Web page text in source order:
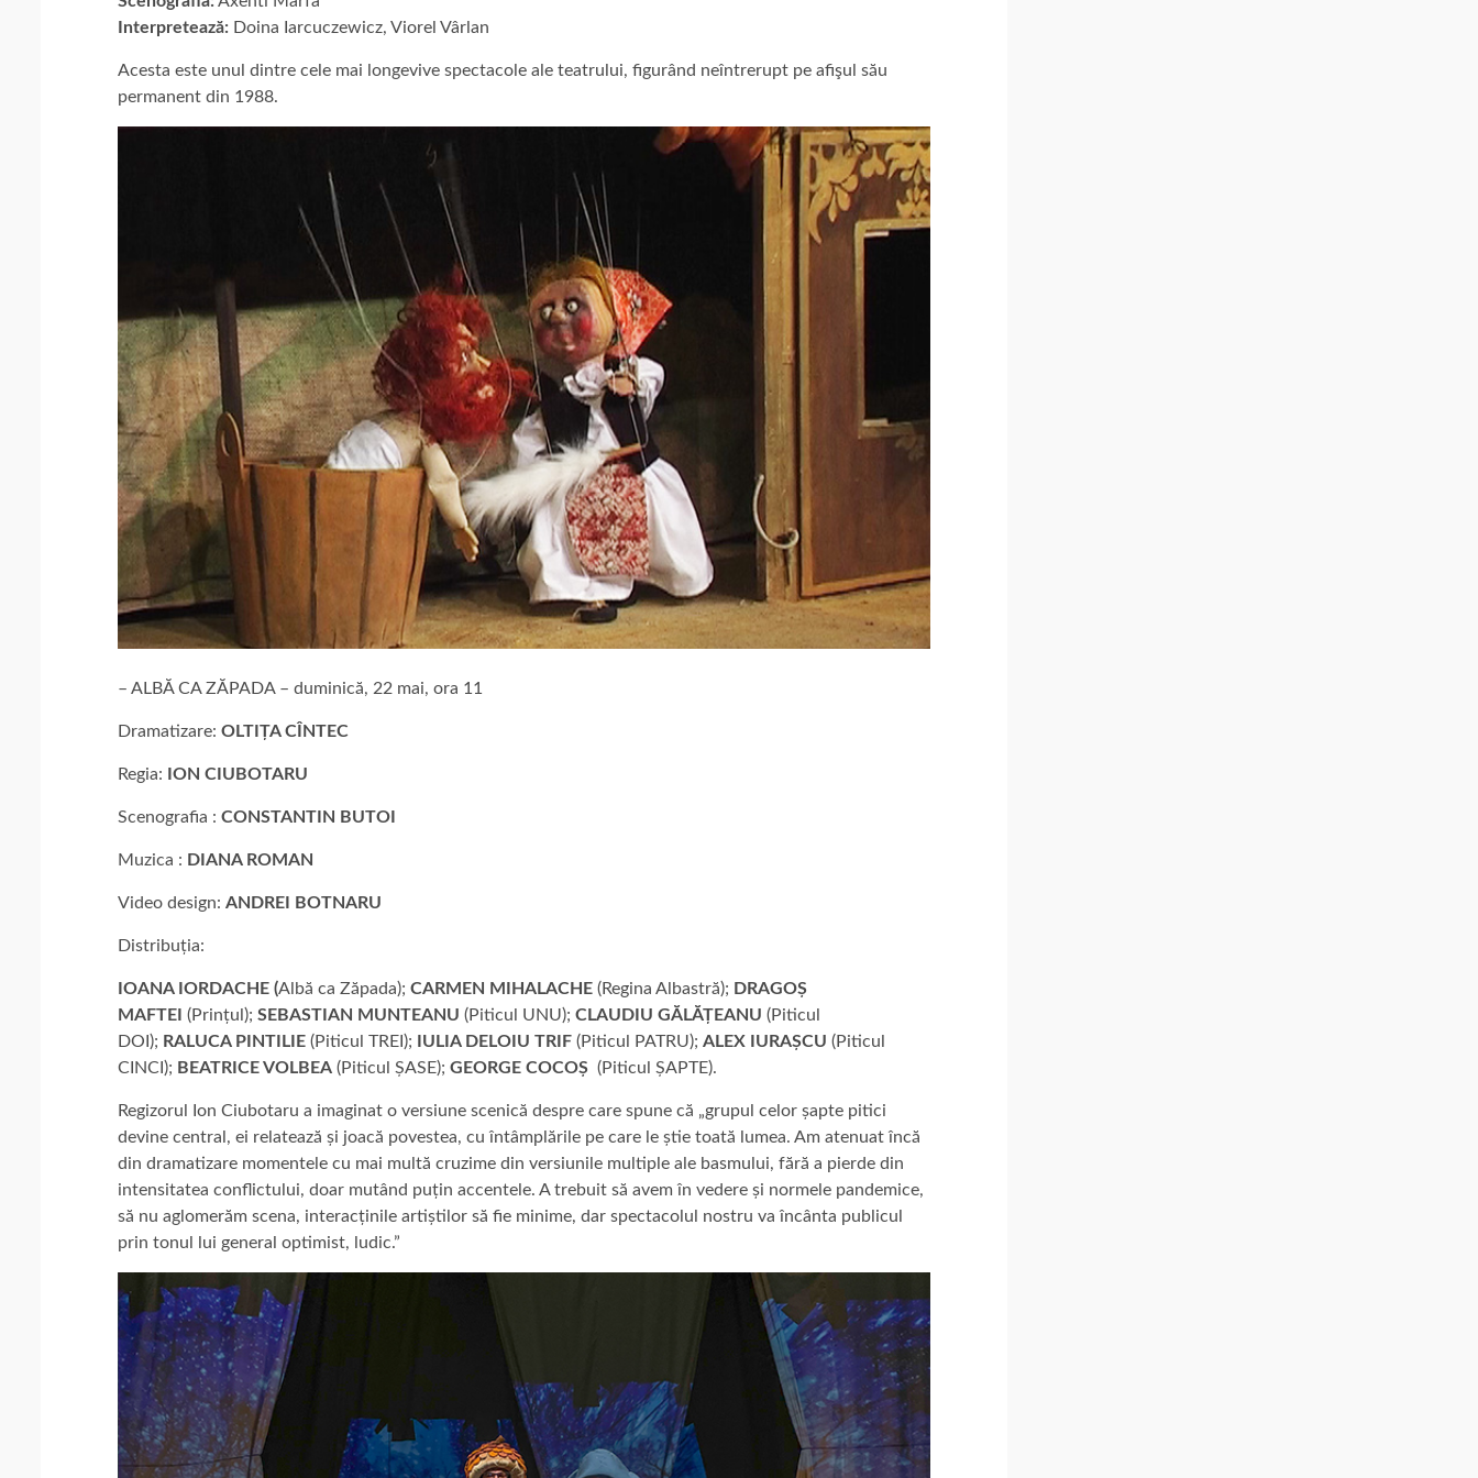
Interpretează: Doina Iarcuczewicz, Viorel Vârlan
Acesta este unul dintre cele mai longevive spectacole ale teatrului, figurând neîntrerupt pe afişul său
permanent din 1988.
– ALBĂ CA ZĂPADA – duminică, 22 mai, ora 11
Dramatizare: OLTIȚA CÎNTEC
Regia: ION CIUBOTARU
Scenografia : CONSTANTIN BUTOI
Muzica : DIANA ROMAN
Video design: ANDREI BOTNARU
Distribuția:
IOANA IORDACHE (Albă ca Zăpada); CARMEN MIHALACHE (Regina Albastră); DRAGOȘ
MAFTEI (Prințul); SEBASTIAN MUNTEANU (Piticul UNU); CLAUDIU GĂLĂȚEANU (Piticul
DOI); RALUCA PINTILIE (Piticul TREI); IULIA DELOIU TRIF (Piticul PATRU); ALEX IURAȘCU (Piticul
CINCI); BEATRICE VOLBEA (Piticul ȘASE); GEORGE COCOȘ (Piticul ȘAPTE).
Regizorul Ion Ciubotaru a imaginat o versiune scenică despre care spune că „grupul celor șapte pitici
devine central, ei relatează și joacă povestea, cu întâmplările pe care le știe toată lumea. Am atenuat încă
din dramatizare momentele cu mai multă cruzime din versiunile multiple ale basmului, fără a pierde din
intensitatea conflictului, doar mutând puțin accentele. A trebuit să avem în vedere și normele pandemice,
să nu aglomerăm scena, interacținile artiștilor să fie minime, dar spectacolul nostru va încânta publicul
prin tonul lui general optimist, ludic.”